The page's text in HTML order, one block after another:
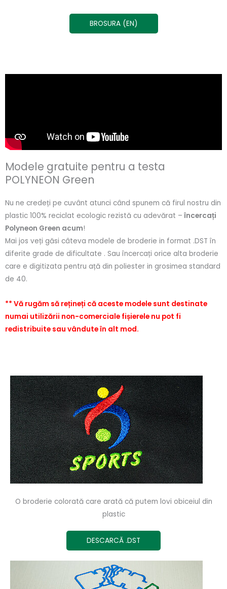
BROSURA (EN)
Modele gratuite pentru a testa
POLYNEON Green
Nu ne credeți pe cuvânt atunci când spunem că firul nostru din
plastic 100% reciclat ecologic rezistă cu adevărat – încercați
Polyneon Green acum!
Mai jos veți găsi câteva modele de broderie in format .DST în
diferite grade de dificultate . Sau încercați orice alta broderie
care e digitizata pentru ață din poliester in grosimea standard
de 40.
** Vă rugăm să rețineți că aceste modele sunt destinate
numai utilizării non-comerciale fișierele nu pot fi
redistribuite sau vândute în alt mod.
O broderie colorată care arată că putem lovi obiceiul din
plastic
DESCARCĂ .DST